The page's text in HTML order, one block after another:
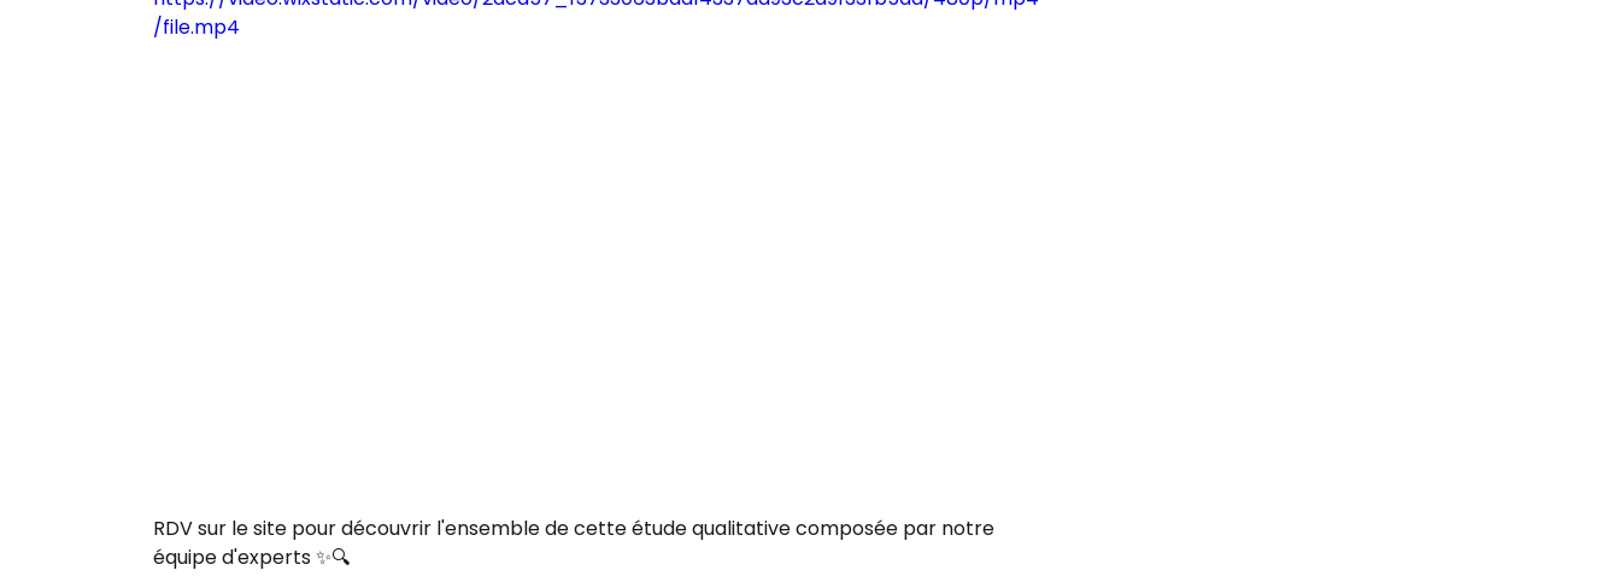
/file.mp4
RDV sur le site pour découvrir l'ensemble de cette étude qualitative composée par notre
équipe d'experts ✨🔍